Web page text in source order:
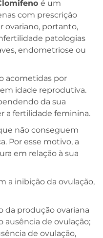
é um
com prescrição
ovariano, portanto,
patologias
endometriose ou
acometidas por
idade reprodutiva.
da sua
a fertilidade feminina.
não conseguem
Por esse motivo, a
em relação à sua
a inibição da ovulação,
da produção ovariana
ausência de ovulação;
de ovulação,